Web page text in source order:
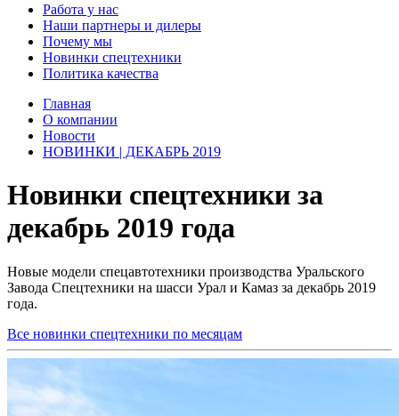
Работа у нас
Наши партнеры и дилеры
Почему мы
Новинки спецтехники
Политика качества
Главная
О компании
Новости
НОВИНКИ | ДЕКАБРЬ 2019
Новинки спецтехники за
декабрь 2019 года
Новые модели спецавтотехники производства Уральского
Завода Спецтехники на шасси Урал и Камаз за декабрь 2019
года.
Все новинки спецтехники по месяцам